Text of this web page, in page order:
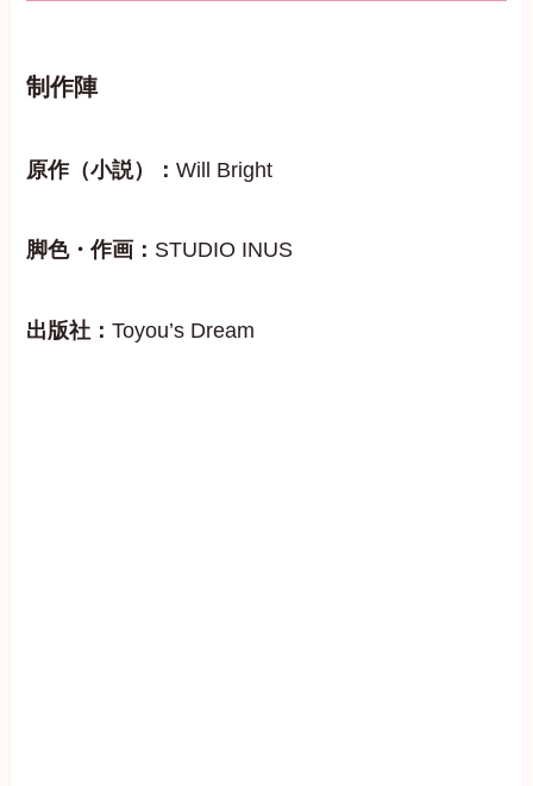
制作陣
原作（小説）：Will Bright
脚色・作画： STUDIO INUS
出版社：Toyou’s Dream